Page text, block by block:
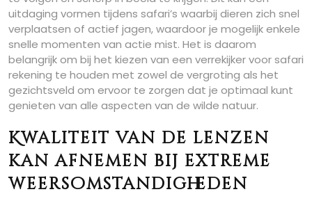
uitdaging vormen tijdens safari’s waarbij dieren zich snel
verplaatsen of actief jagen, waardoor je mogelijk enkele
snelle momenten van actie mist. Het is daarom
belangrijk om bij het kiezen van een verrekijker voor safari
rekening te houden met zowel de vergroting als het
gezichtsveld om ervoor te zorgen dat je optimaal kunt
genieten van alle aspecten van de wilde natuur.
Kwaliteit van de lenzen
kan afnemen bij extreme
weersomstandigheden